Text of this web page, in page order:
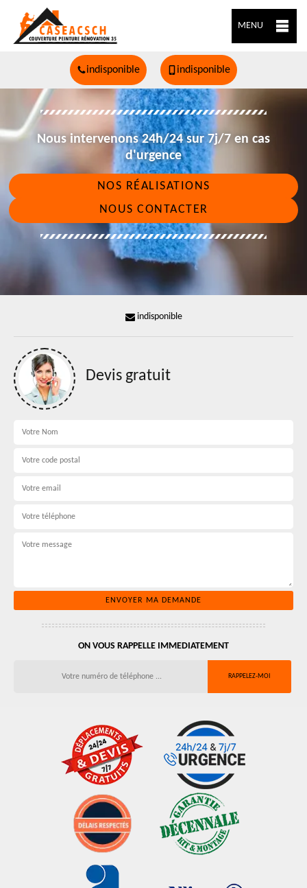
MENU
indisponible indisponible
Nous intervenons 24h/24 sur 7j/7 en cas
d'urgence
NOS RÉALISATIONS
NOUS CONTACTER
indisponible
Devis gratuit
ON VOUS RAPPELLE IMMEDIATEMENT